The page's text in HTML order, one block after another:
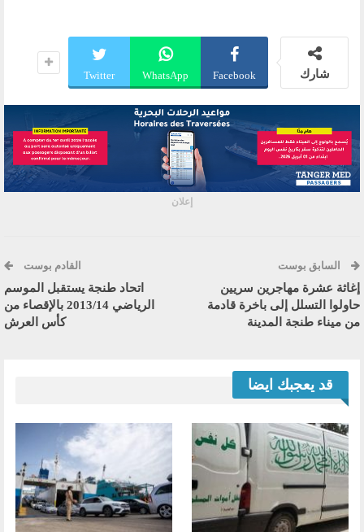
شارك Facebook
WhatsApp
Twitter
إعلان
السابق بوست
إغاثة عشرة مهاجرين سريين
حاولوا التسلل إلى باخرة قادمة
من ميناء طنجة المدينة
القادم بوست
اتحاد طنجة يستقبل الموسم
الرياضي 2013/14 بالإقصاء من
كأس العرش
قد يعجبك ايضا